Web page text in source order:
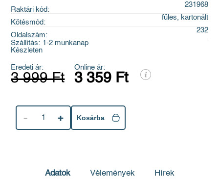
Raktári kód:
231968
Kötésmód:
füles, kartonált
Oldalszám:
232
Szállítás: 1-2 munkanap
Készleten
Eredeti ár:
3 999 Ft
Online ár:
3 359 Ft
1 Kosárba
Adatok Vélemények Hírek